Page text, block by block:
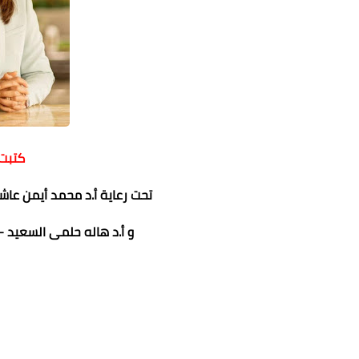
تحت رعاية أ.د محمد أيمن
و أ.د هاله حلمى السعيد -